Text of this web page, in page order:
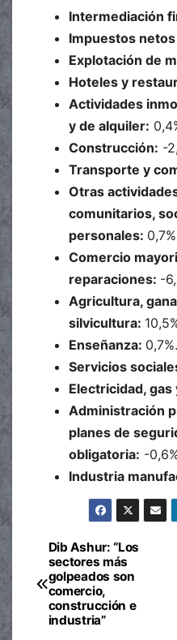
Intermediación
Impuestos
Explotación de
Hoteles y
Actividades
y de alquiler:
Construcción: -
Transporte y
Otras
comunitarios,
personales:
Comercio
reparaciones: -
Agricultura,
silvicultura:
Enseñanza: 0,7%.
Servicios
Electricidad, gas
Administración
planes de
obligatoria: -
Industria
Navegación
de
entradas
Dib Ashur: “Los
sectores más
golpeados son
comercio,
construcción e
industria”